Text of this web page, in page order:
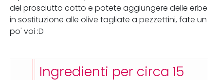
del prosciutto cotto e potete aggiungere delle erbe
in sostituzione alle olive tagliate a pezzettini, fate un
po' voi :D
Ingredienti per circa 15